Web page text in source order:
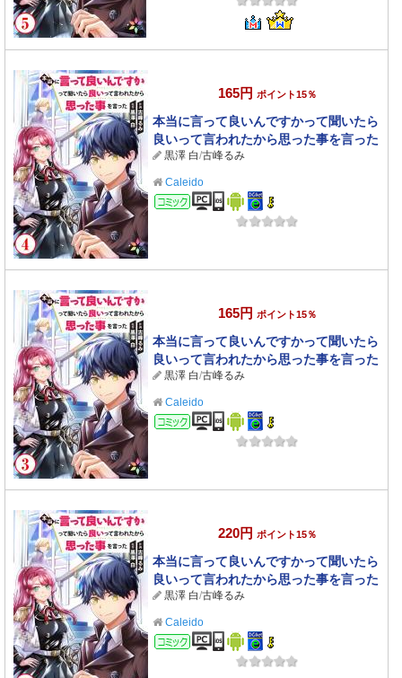
165円 ポイント15％
本当に言って良いんですかって聞いたら
良いって言われたから思った事を言った
4 黒澤 白/古峰るみ
Caleido
コミック
165円 ポイント15％
本当に言って良いんですかって聞いたら
良いって言われたから思った事を言った
3 黒澤 白/古峰るみ
Caleido
コミック
220円 ポイント15％
本当に言って良いんですかって聞いたら
良いって言われたから思った事を言った
2 黒澤 白/古峰るみ
Caleido
コミック